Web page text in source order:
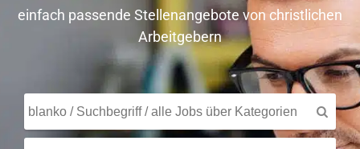
einfach passende Stellenangebote von christlichen
Arbeitgebern